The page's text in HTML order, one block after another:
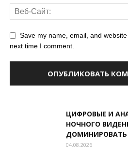
Save my name, email, and
next time I comment.
ЦИФРОВЫЕ И
НОЧНОГО
ДОМИНИРОВАТЬ
04.08.2026